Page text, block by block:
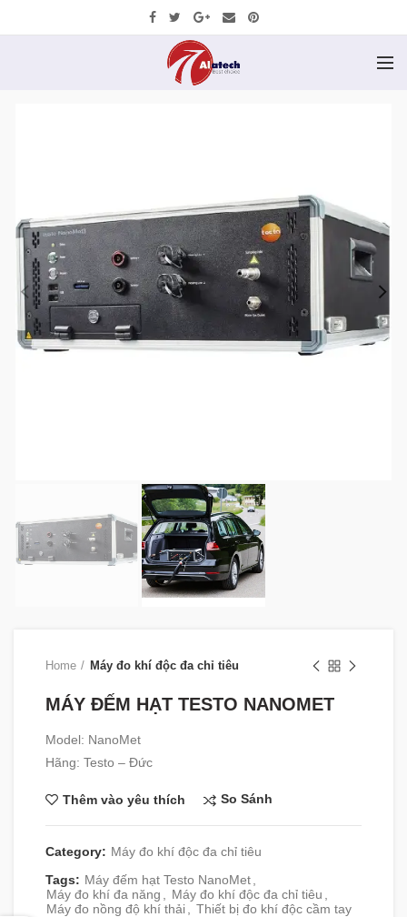
Home Máy đo khí độc đa chỉ tiêu
MÁY ĐẾM HẠT TESTO NANOMET
Model: NanoMet
Hãng: Testo – Đức
Thêm vào yêu thích So Sánh
Category: Máy đo khí độc đa chỉ tiêu
Tags: Máy đếm hạt Testo NanoMet
Máy đo khí đa năng
Máy đo khí độc đa chỉ tiêu
Máy đo nồng độ khí thải
Thiết bị đo khí độc cầm tay